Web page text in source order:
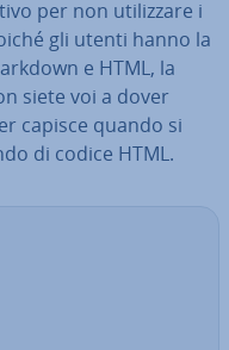
per non uti­liz­za­re i
gli utenti hanno la
e HTML, la
siete voi a dover
capisce quando si
di codice HTML.